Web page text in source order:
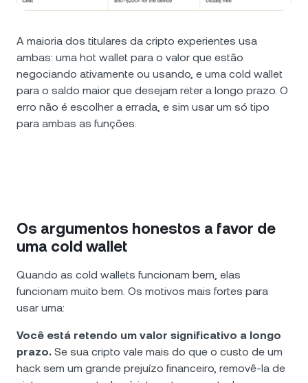
A maioria dos titulares da cripto experientes usa
ambas: uma hot wallet para o valor que estão
negociando ativamente ou usando, e uma cold wallet
para o saldo maior que desejam reter a longo prazo. O
erro não é escolher a errada, e sim usar um só tipo
para ambas as funções.
Os argumentos honestos a favor de
uma cold wallet
Quando as cold wallets funcionam bem, elas
funcionam muito bem. Os motivos mais fortes para
usar uma:
Você está retendo um valor significativo a longo
prazo. Se sua cripto vale mais do que o custo de um
hack sem um grande prejuízo financeiro, removê-la de